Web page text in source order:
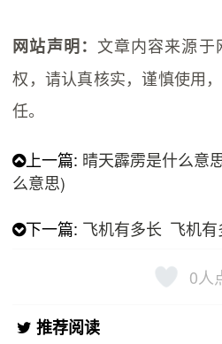
网站声明： 文章内容来源
权，请认真核实，谨慎使用
任。
上一篇: 晴天霹雳是什么意
么意思)
下一篇: 飞机有多长 飞机有
0人
推荐阅读